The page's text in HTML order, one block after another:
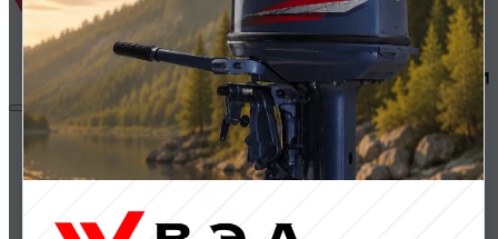
Двигатели и комплектующие